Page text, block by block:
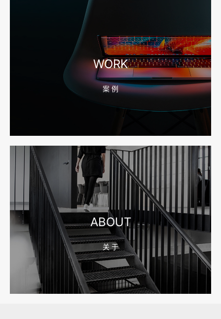
宁波高端网站建设公司推荐，移动端验收别放到最后
宁波网站建设报价怎么看？合同、源码和后台要先写清
2026-08-04 17:55:09
宁波制造业网站建设公司怎么选？先看产品询盘字段
2026-08-02 17:58:44
工厂短视频拍摄后，怎样放进官网帮助客户判断实力
WORK
案 例
ABOUT
关 于